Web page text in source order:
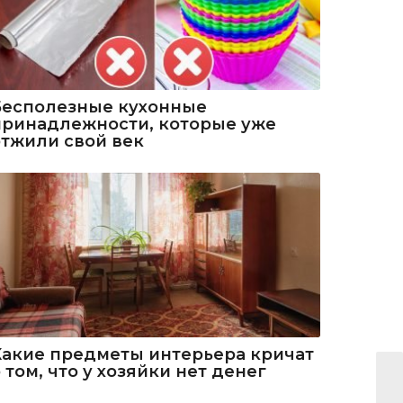
кухонные
которые уже
свой век
предметы интерьера кричат
том, что у хозяйки нет денег